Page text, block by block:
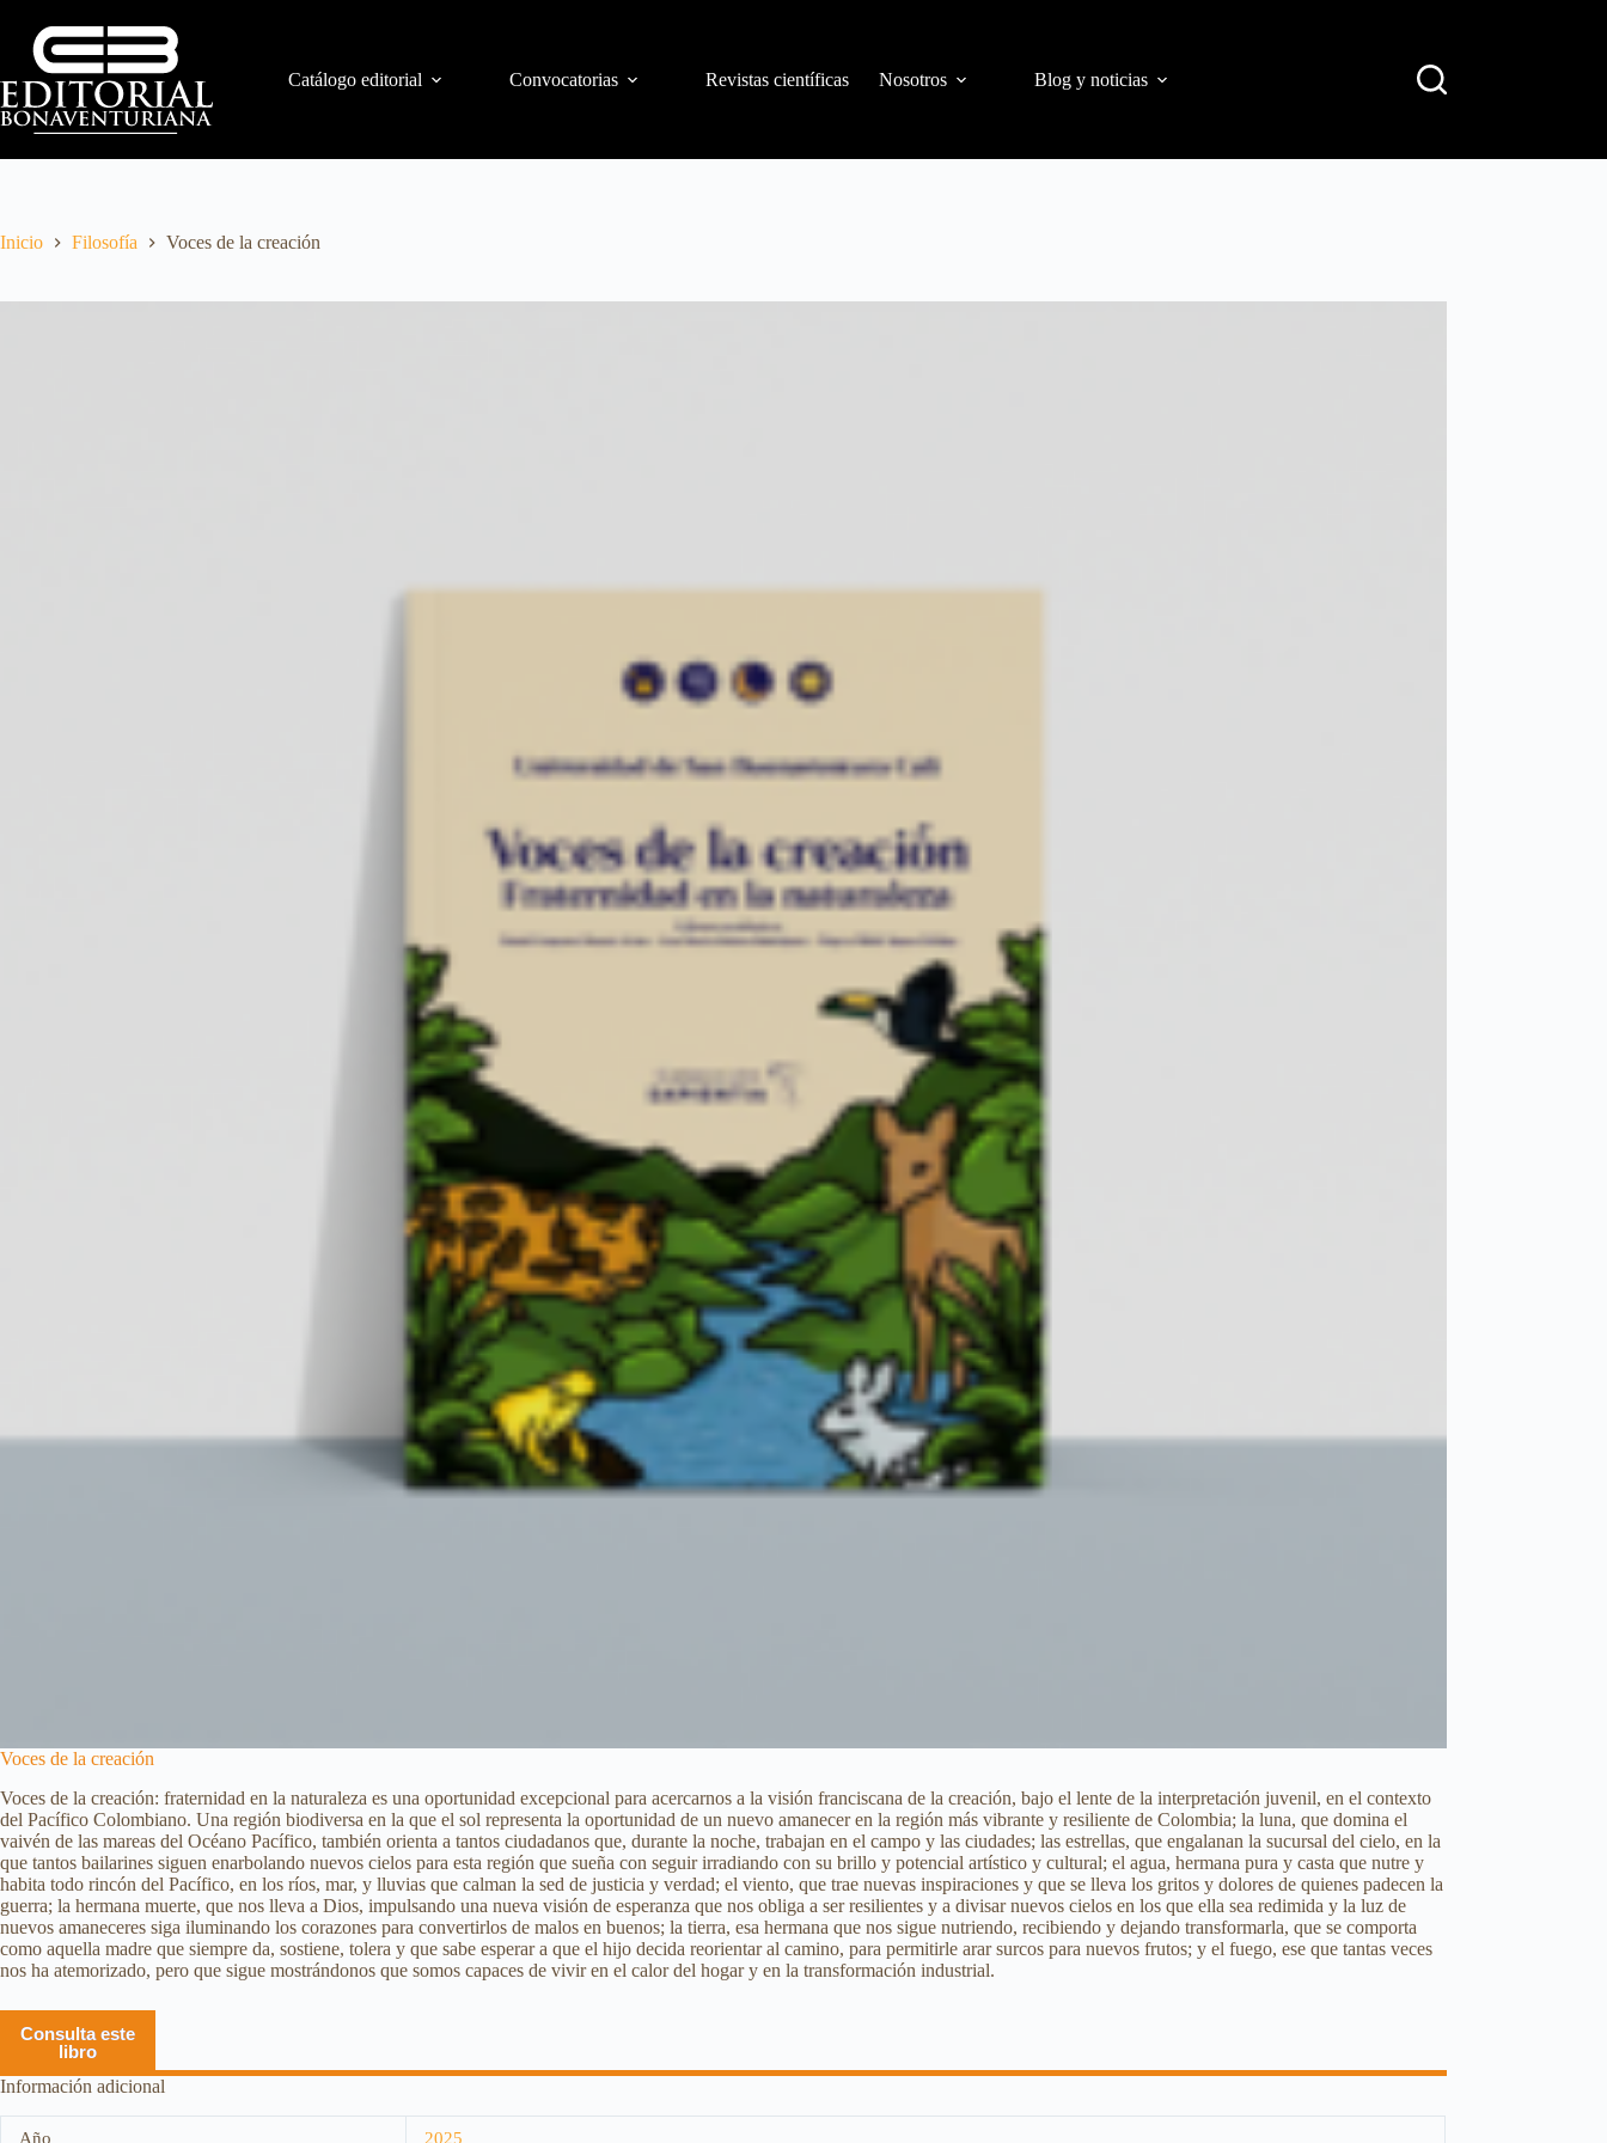
Catálogo editorial Convocatorias Revistas científicas Nosotros Blog y noticias
Inicio Filosofía Voces de la creación
Voces de la creación
Voces de la creación: fraternidad en la naturaleza es una oportunidad excepcional para acercarnos a la visión franciscana de la creación, bajo el lente de la interpretación juvenil, en el contexto
del Pacífico Colombiano. Una región biodiversa en la que el sol representa la oportunidad de un nuevo amanecer en la región más vibrante y resiliente de Colombia; la luna, que domina el
vaivén de las mareas del Océano Pacífico, también orienta a tantos ciudadanos que, durante la noche, trabajan en el campo y las ciudades; las estrellas, que engalanan la sucursal del cielo, en la
que tantos bailarines siguen enarbolando nuevos cielos para esta región que sueña con seguir irradiando con su brillo y potencial artístico y cultural; el agua, hermana pura y casta que nutre y
habita todo rincón del Pacífico, en los ríos, mar, y lluvias que calman la sed de justicia y verdad; el viento, que trae nuevas inspiraciones y que se lleva los gritos y dolores de quienes padecen la
guerra; la hermana muerte, que nos lleva a Dios, impulsando una nueva visión de esperanza que nos obliga a ser resilientes y a divisar nuevos cielos en los que ella sea redimida y la luz de
nuevos amaneceres siga iluminando los corazones para convertirlos de malos en buenos; la tierra, esa hermana que nos sigue nutriendo, recibiendo y dejando transformarla, que se comporta
como aquella madre que siempre da, sostiene, tolera y que sabe esperar a que el hijo decida reorientar al camino, para permitirle arar surcos para nuevos frutos; y el fuego, ese que tantas veces
nos ha atemorizado, pero que sigue mostrándonos que somos capaces de vivir en el calor del hogar y en la transformación industrial.
Consulta este
libro
Información adicional
Año 2025